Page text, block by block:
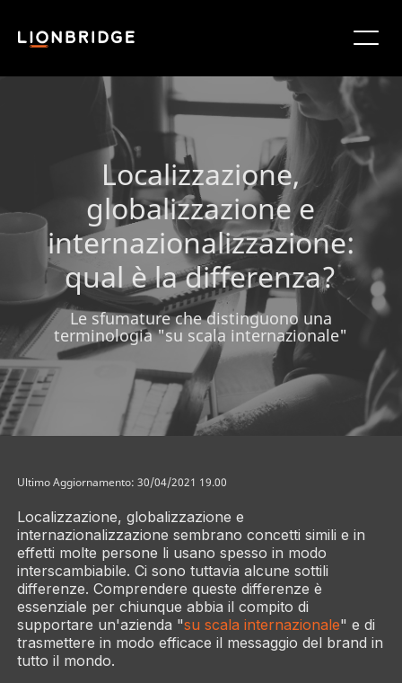
Localizzazione,
globalizzazione e
internazionalizzazione:
qual è la differenza?
Le sfumature che distinguono una
terminologia "su scala internazionale"
Ultimo Aggiornamento: 30/04/2021 19.00
Localizzazione, globalizzazione e
internazionalizzazione sembrano concetti simili e in
effetti molte persone li usano spesso in modo
interscambiabile. Ci sono tuttavia alcune sottili
differenze. Comprendere queste differenze è
essenziale per chiunque abbia il compito di
supportare un'azienda "su scala internazionale" e di
trasmettere in modo efficace il messaggio del brand in
tutto il mondo.